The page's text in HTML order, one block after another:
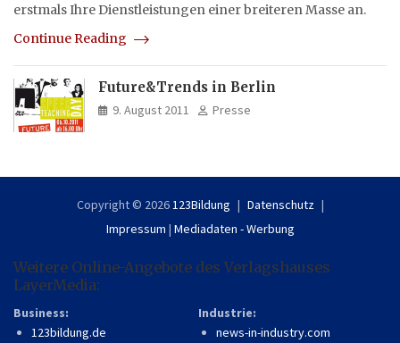
erstmals Ihre Dienstleistungen einer breiteren Masse an.
Continue Reading
Future&Trends in Berlin
9. August 2011 Presse
Copyright © 2026123Bildung
Datenschutz
Impressum | Mediadaten - Werbung
Weitere Online-Angebote des Verlagshauses
LayerMedia:
Business:
123bildung.de
Industrie:
news-in-industry.com